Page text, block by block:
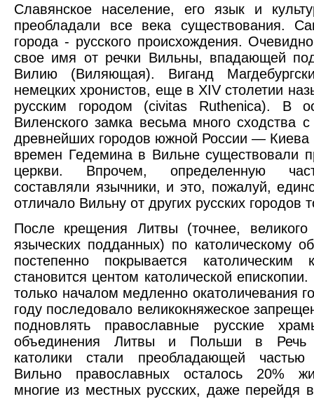
Славянское население, его язык и
преобладали все века существования.
города - русского происхождения.
свое имя от речки Вильны, впадающей
Вилию (Виляющая). Виганд
немецких хронистов, еще в XIV столетии
русским городом (civitas Ruthenica). В
Виленского замка весьма много сходства с
древнейших городов южной России —
времен Гедемина в Вильне существовали
церкви. Впрочем, определенную
составляли язычники, и это, пожалуй,
отличало Вильну от других русских городов
После крещения Литвы (точнее,
языческих подданных) по католическому
постепенно покрывается католическим
становится центом католической
только началом медленно окатоличевания
году последовало великокняжеское
подновлять православные русские
объединения Литвы и Польши в Речь
католики стали преобладающей
Вильно православных осталось 20%
многие из местных русских, даже перейдя